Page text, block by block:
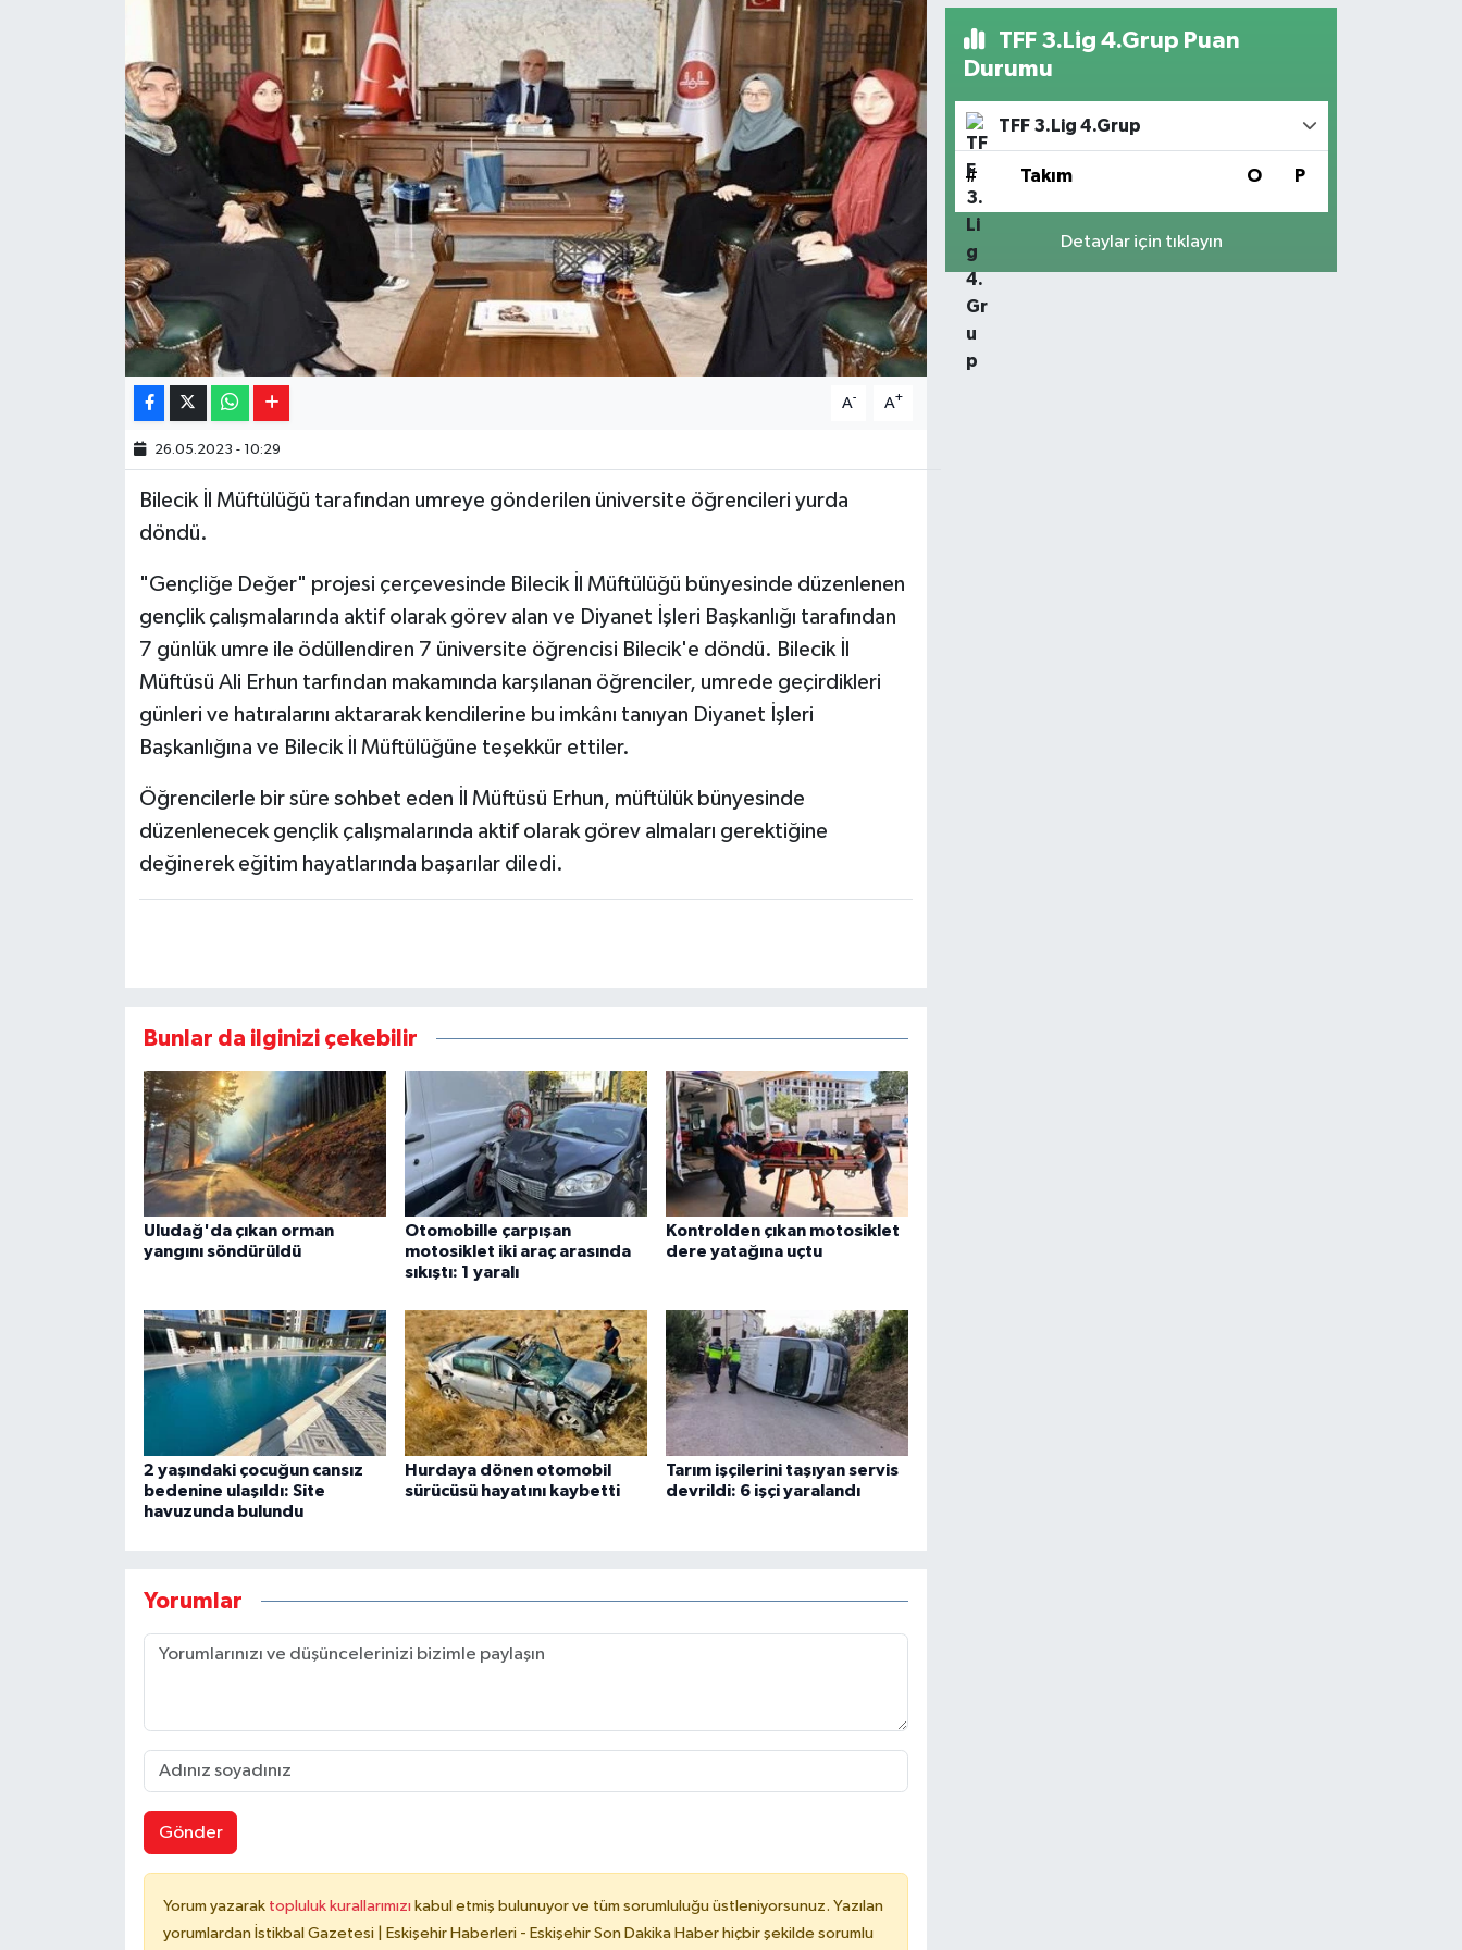
A- A+
26.05.2023 - 10:29
Bilecik İl Müftülüğü tarafından umreye gönderilen üniversite öğrencileri yurda
döndü.
"Gençliğe Değer" projesi çerçevesinde Bilecik İl Müftülüğü bünyesinde düzenlenen
gençlik çalışmalarında aktif olarak görev alan ve Diyanet İşleri Başkanlığı tarafından
7 günlük umre ile ödüllendiren 7 üniversite öğrencisi Bilecik'e döndü. Bilecik İl
Müftüsü Ali Erhun tarfından makamında karşılanan öğrenciler, umrede geçirdikleri
günleri ve hatıralarını aktararak kendilerine bu imkânı tanıyan Diyanet İşleri
Başkanlığına ve Bilecik İl Müftülüğüne teşekkür ettiler.
Öğrencilerle bir süre sohbet eden İl Müftüsü Erhun, müftülük bünyesinde
düzenlenecek gençlik çalışmalarında aktif olarak görev almaları gerektiğine
değinerek eğitim hayatlarında başarılar diledi.
Bunlar da ilginizi çekebilir
Uludağ'da çıkan orman
yangını söndürüldü
Otomobille çarpışan
motosiklet iki araç arasında
sıkıştı: 1 yaralı
Kontrolden çıkan motosiklet
dere yatağına uçtu
2 yaşındaki çocuğun cansız
bedenine ulaşıldı: Site
havuzunda bulundu
Hurdaya dönen otomobil
sürücüsü hayatını kaybetti
Tarım işçilerini taşıyan servis
devrildi: 6 işçi yaralandı
Yorumlar
Gönder
Yorum yazarak topluluk kurallarımızı kabul etmiş bulunuyor ve tüm sorumluluğu üstleniyorsunuz. Yazılan
yorumlardan İstikbal Gazetesi | Eskişehir Haberleri - Eskişehir Son Dakika Haber hiçbir şekilde sorumlu
TFF 3.Lig 4.Grup Puan
Durumu
TFF 3.Lig 4.Grup
# Takım O P
Detaylar için tıklayın
Resmi ilanlar